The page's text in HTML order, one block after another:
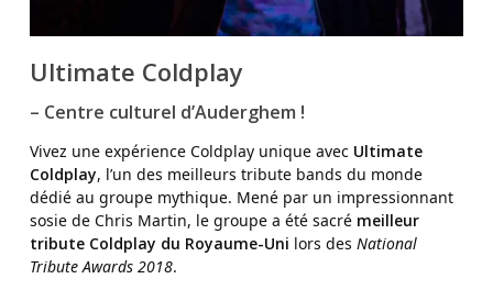
Ultimate Coldplay
– Centre culturel d’Auderghem !
Vivez une expérience Coldplay unique avec Ultimate
Coldplay, l’un des meilleurs tribute bands du monde
dédié au groupe mythique. Mené par un impressionnant
sosie de Chris Martin, le groupe a été sacré meilleur
tribute Coldplay du Royaume-Uni lors des National
Tribute Awards 2018.